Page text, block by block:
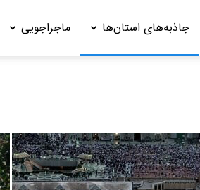
جاذبه‌های استان‌ها ماجراجویی